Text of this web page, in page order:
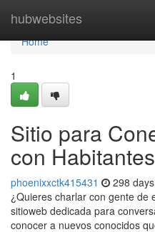
hubwebsites
Home
Home
1
Sitio para
con
phoenixxctk415431 298
¿Quieres charlar con gente de
sitioweb dedicada para
conocer a nuevos conocidos